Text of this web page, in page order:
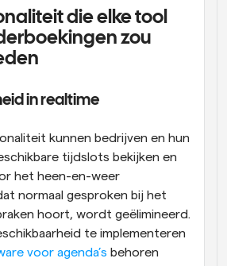
die elke tool
zou
in realtime
kunnen bedrijven en hun
tijdslots bekijken en
het heen-en-weer
normaal gesproken bij het
hoort, wordt geëlimineerd.
te implementeren
voor agenda’s behoren